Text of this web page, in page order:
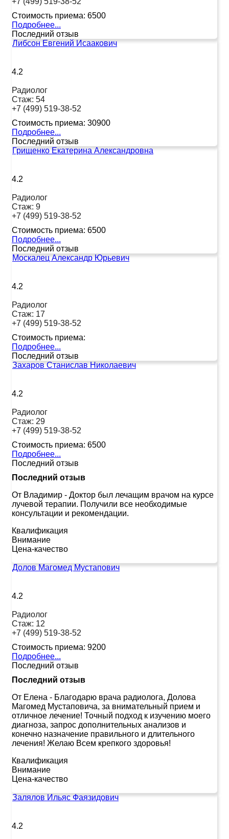
Стоимость приема: 6500
Подробнее...
Последний отзыв
Либсон Евгений Исаакович
4.2
Радиолог
Стаж: 54
+7 (499) 519-38-52
Стоимость приема: 30900
Подробнее...
Последний отзыв
Грищенко Екатерина Александровна
4.2
Радиолог
Стаж: 9
+7 (499) 519-38-52
Стоимость приема: 6500
Подробнее...
Последний отзыв
Москалец Александр Юрьевич
4.2
Радиолог
Стаж: 17
+7 (499) 519-38-52
Стоимость приема:
Подробнее...
Последний отзыв
Захаров Станислав Николаевич
4.2
Радиолог
Стаж: 29
+7 (499) 519-38-52
Стоимость приема: 6500
Подробнее...
Последний отзыв
Последний отзыв
От Владимир - Доктор был лечащим врачом на курсе
лучевой терапии. Получили все необходимые
консультации и рекомендации.
Квалификация
Внимание
Цена-качество
Долов Магомед Мустапович
4.2
Радиолог
Стаж: 12
+7 (499) 519-38-52
Стоимость приема: 9200
Подробнее...
Последний отзыв
Последний отзыв
От Елена - Благодарю врача радиолога, Долова
Магомед Мустаповича, за внимательный прием и
отличное лечение! Точный подход к изучению моего
диагноза, запрос дополнительных анализов и
конечно назначение правильного и длительного
лечения! Желаю Всем крепкого здоровья!
Квалификация
Внимание
Цена-качество
Залялов Ильяс Фаязидович
4.2